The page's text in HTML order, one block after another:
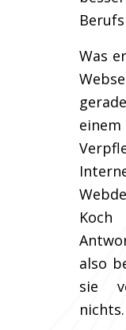
Was
also
sie
nichts.